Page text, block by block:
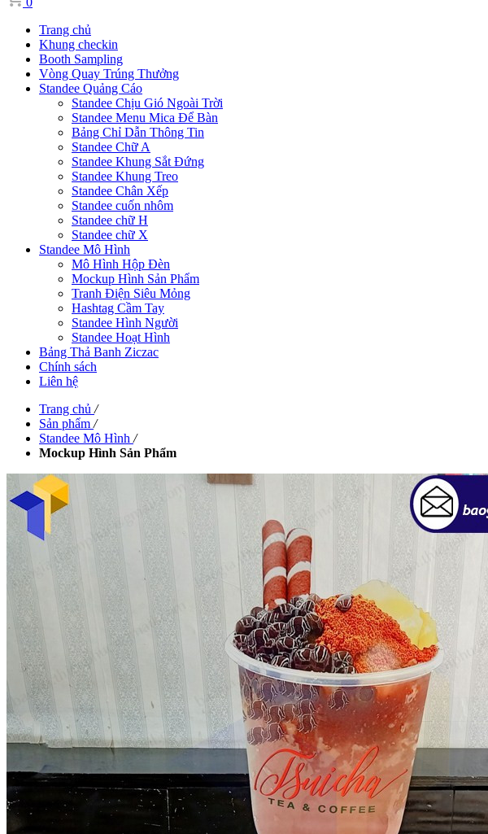
Trang chủ
Khung checkin
Booth Sampling
Vòng Quay Trúng Thưởng
Standee Quảng Cáo
Standee Chịu Gió Ngoài Trời
Standee Menu Mica Để Bàn
Bảng Chỉ Dẫn Thông Tin
Standee Chữ A
Standee Khung Sắt Đứng
Standee Khung Treo
Standee Chân Xếp
Standee cuốn nhôm
Standee chữ H
Standee chữ X
Standee Mô Hình
Mô Hình Hộp Đèn
Mockup Hình Sản Phẩm
Tranh Điện Siêu Mỏng
Hashtag Cầm Tay
Standee Hình Người
Standee Hoạt Hình
Bảng Thả Banh Ziczac
Chính sách
Liên hệ
Trang chủ /
Sản phẩm /
Standee Mô Hình /
Mockup Hình Sản Phẩm